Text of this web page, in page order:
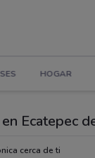
HOGAR
Ecatepec
cerca de ti